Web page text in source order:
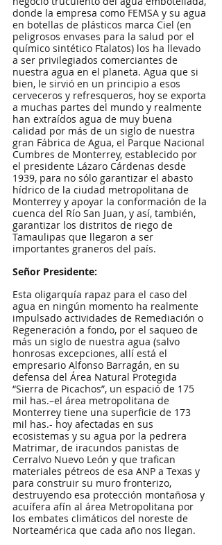
donde la empresa como FEMSA y su agua
en botellas de plásticos marca Ciel (en
peligrosos envases para la salud por el
químico sintético Ftalatos) los ha llevado
a ser privilegiados comerciantes de
nuestra agua en el planeta. Agua que si
bien, le sirvió en un principio a esos
cerveceros y refresqueros, hoy se exporta
a muchas partes del mundo y realmente
han extraídos agua de muy buena
calidad por más de un siglo de nuestra
gran Fábrica de Agua, el Parque Nacional
Cumbres de Monterrey, establecido por
el presidente Lázaro Cárdenas desde
1939, para no sólo garantizar el abasto
hídrico de la ciudad metropolitana de
Monterrey y apoyar la conformación de la
cuenca del Río San Juan, y así, también,
garantizar los distritos de riego de
Tamaulipas que llegaron a ser
importantes graneros del país.
Señor Presidente:
Esta oligarquía rapaz para el caso del
agua en ningún momento ha realmente
impulsado actividades de Remediación o
Regeneración a fondo, por el saqueo de
más un siglo de nuestra agua (salvo
honrosas excepciones, allí está el
empresario Alfonso Barragán, en su
defensa del Área Natural Protegida
“Sierra de Picachos”, un espació de 175
mil has.–el área metropolitana de
Monterrey tiene una superficie de 173
mil has.- hoy afectadas en sus
ecosistemas y su agua por la pedrera
Matrimar, de iracundos panistas de
Cerralvo Nuevo León y que trafican
materiales pétreos de esa ANP a Texas y
para construir su muro fronterizo,
destruyendo esa protección montañosa y
acuífera afín al área Metropolitana por
los embates climáticos del noreste de
Norteamérica que cada año nos llegan.